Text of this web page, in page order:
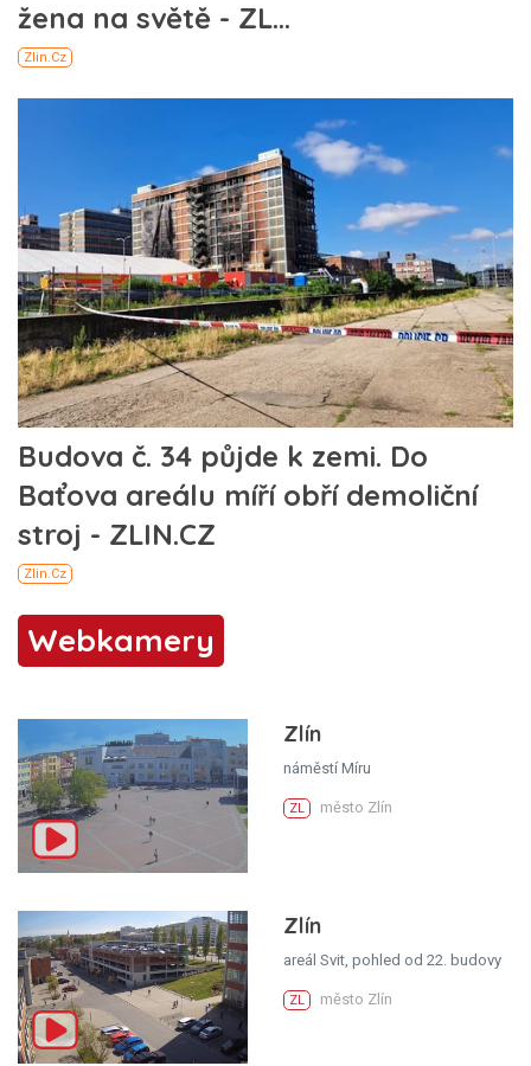
Webkamery
Zlín
náměstí Míru
ZL město Zlín
Zlín
areál Svit, pohled od 22. budovy
ZL město Zlín